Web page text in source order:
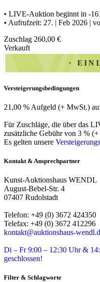
• LIVE-Auktion beginnt in -
• Aufrufzeit: 27. | Feb 2026 |
Zuschlag 260,00 €
Verkauft
Versteigerungsbedingungen
21,00 % Aufgeld (+ MwSt.)
Für Zuschläge, die über das
zusätzliche Gebühr von 3 %
Es gelten unsere
Kontakt & Ansprechpartner
Kunst-Auktionshaus WENDL
August-Bebel-Str. 4
07407 Rudolstadt
Telefon: +49 (0) 3672 424350
Telefax: +49 (0) 3672 412296
kontakt@auktionshaus-
Di – Fr 9:00 – 12:30 Uhr &
geschlossen!
Filter & Schlagworte